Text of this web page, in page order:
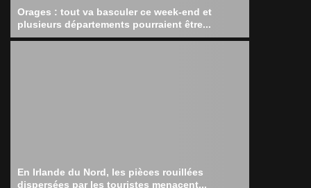
Orages : tout va basculer ce week-end et
plusieurs départements pourraient être...
En Irlande du Nord, les pièces rouillées
dispersées par les touristes menacent...